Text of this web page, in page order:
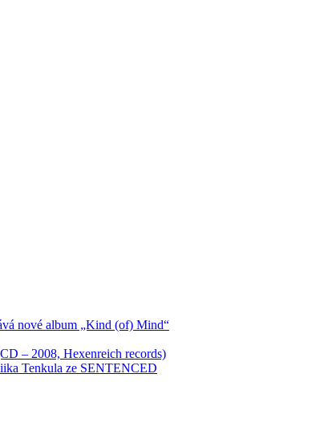
nové album „Kind (of) Mind“
– 2008, Hexenreich records)
Tenkula ze SENTENCED